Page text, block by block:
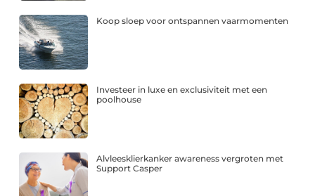
Koop sloep voor ontspannen vaarmomenten
Investeer in luxe en exclusiviteit met een
poolhouse
Alvleesklierkanker awareness vergroten met
Support Casper